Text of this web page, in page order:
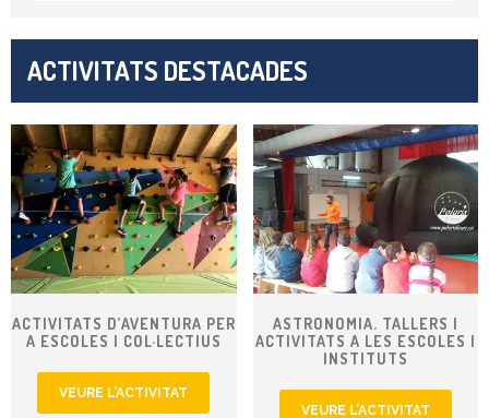
ACTIVITATS DESTACADES
ACTIVITATS D’AVENTURA PER
A ESCOLES I COL·LECTIUS
VEURE L’ACTIVITAT
ASTRONOMIA. TALLERS I
ACTIVITATS A LES ESCOLES I
INSTITUTS
VEURE L’ACTIVITAT